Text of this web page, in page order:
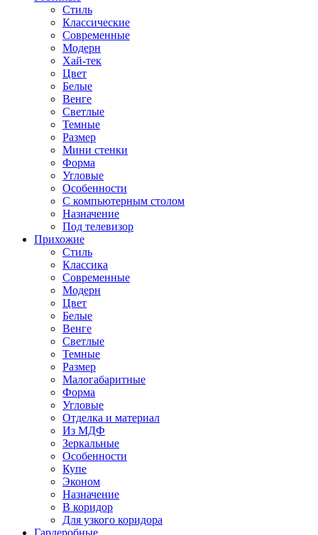
Стиль
Классические
Современные
Модерн
Хай-тек
Цвет
Белые
Венге
Светлые
Темные
Размер
Мини стенки
Форма
Угловые
Особенности
С компьютерным столом
Назначение
Под телевизор
Прихожие
Стиль
Классика
Современные
Модерн
Цвет
Белые
Венге
Светлые
Темные
Размер
Малогабаритные
Форма
Угловые
Отделка и материал
Из МДФ
Зеркальные
Особенности
Купе
Эконом
Назначение
В коридор
Для узкого коридора
Гардеробные